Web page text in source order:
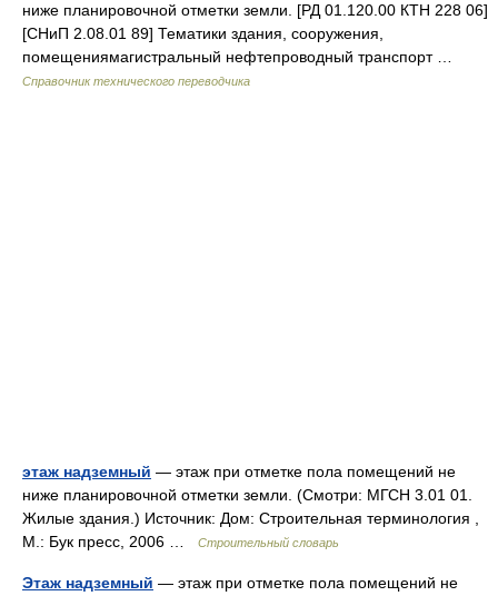
ниже планировочной отметки земли. [РД 01.120.00 КТН 228 06]
[СНиП 2.08.01 89] Тематики здания, сооружения,
помещениямагистральный нефтепроводный транспорт …
Справочник технического переводчика
этаж надземный — этаж при отметке пола помещений не
ниже планировочной отметки земли. (Смотри: МГСН 3.01 01.
Жилые здания.) Источник: Дом: Строительная терминология ,
М.: Бук пресс, 2006 …
Строительный словарь
Этаж надземный — этаж при отметке пола помещений не